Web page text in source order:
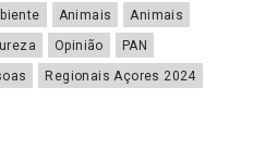
Animais
Animais
Opinião
PAN
Regionais Açores 2024